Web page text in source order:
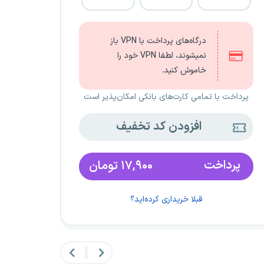
درگاه‌های پرداخت با VPN باز
نمیشوند، لطفا VPN خود را
خاموش کنید.
پرداخت با تمامی کارت‌های بانکی امکان‌پذیر است
افزودن کد تخفیف
پرداخت ۱۷,۹۰۰ تومان
قبلا خریداری کرده‌اید؟